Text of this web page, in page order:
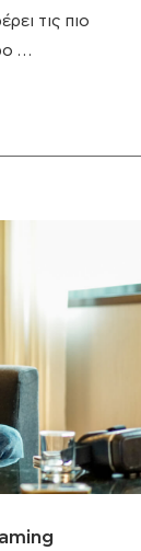
τις πιο
…